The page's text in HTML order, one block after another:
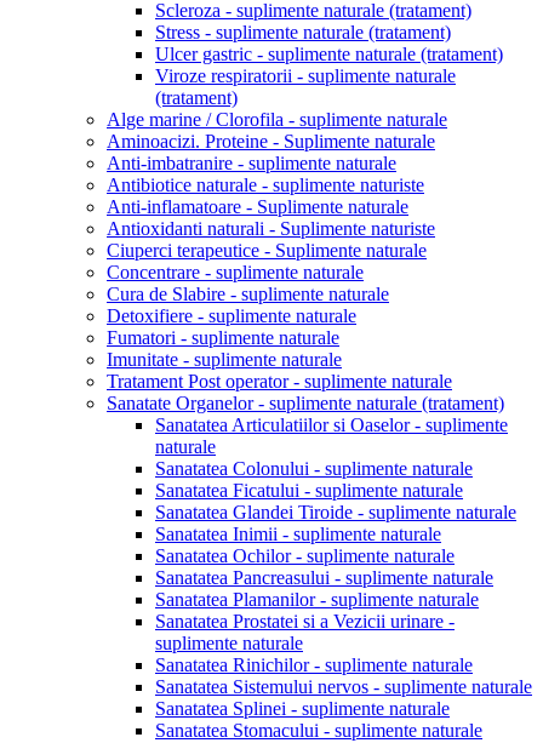
Scleroza - suplimente naturale (tratament)
Stress - suplimente naturale (tratament)
Ulcer gastric - suplimente naturale (tratament)
Viroze respiratorii - suplimente naturale
(tratament)
Alge marine / Clorofila - suplimente naturale
Aminoacizi. Proteine - Suplimente naturale
Anti-imbatranire - suplimente naturale
Antibiotice naturale - suplimente naturiste
Anti-inflamatoare - Suplimente naturale
Antioxidanti naturali - Suplimente naturiste
Ciuperci terapeutice - Suplimente naturale
Concentrare - suplimente naturale
Cura de Slabire - suplimente naturale
Detoxifiere - suplimente naturale
Fumatori - suplimente naturale
Imunitate - suplimente naturale
Tratament Post operator - suplimente naturale
Sanatate Organelor - suplimente naturale (tratament)
Sanatatea Articulatiilor si Oaselor - suplimente
naturale
Sanatatea Colonului - suplimente naturale
Sanatatea Ficatului - suplimente naturale
Sanatatea Glandei Tiroide - suplimente naturale
Sanatatea Inimii - suplimente naturale
Sanatatea Ochilor - suplimente naturale
Sanatatea Pancreasului - suplimente naturale
Sanatatea Plamanilor - suplimente naturale
Sanatatea Prostatei si a Vezicii urinare -
suplimente naturale
Sanatatea Rinichilor - suplimente naturale
Sanatatea Sistemului nervos - suplimente naturale
Sanatatea Splinei - suplimente naturale
Sanatatea Stomacului - suplimente naturale